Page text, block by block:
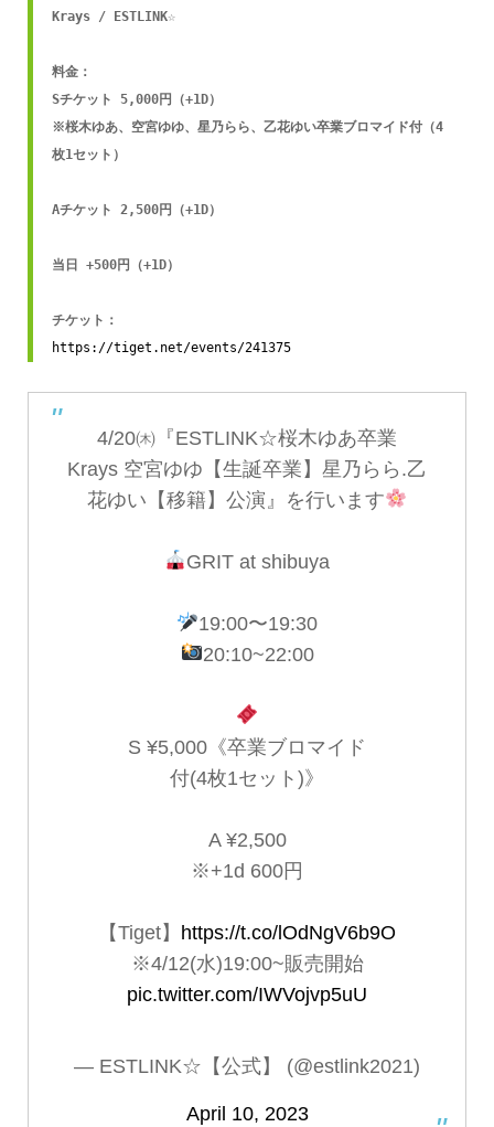
Krays / ESTLINK☆
料金：
Sチケット 5,000円（+1D）
※桜木ゆあ、空宮ゆゆ、星乃らら、乙花ゆい卒業ブロマイド付（4
枚1セット）
Aチケット 2,500円（+1D）
当日 +500円（+1D）
https://tiget.net/events/241375
4/20㈭『ESTLINK☆桜木ゆあ卒業
Krays 空宮ゆゆ【生誕卒業】星乃らら.乙
花ゆい【移籍】公演』を行います
GRIT at shibuya
19:00〜19:30
20:10~22:00
S ¥5,000《卒業ブロマイド
付(4枚1セット)》
A ¥2,500
※+1d 600円
【Tiget】 https://t.co/lOdNgV6b9O
※4/12(水)19:00~販売開始
pic.twitter.com/IWVojvp5uU
— ESTLINK☆【公式】 (@estlink2021)
April 10, 2023